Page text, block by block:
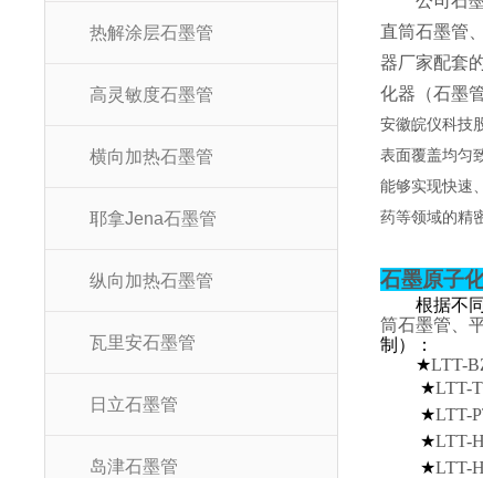
热解涂层石墨管
高灵敏度石墨管
横向加热石墨管
耶拿Jena石墨管
纵向加热石墨管
瓦里安石墨管
日立石墨管
岛津石墨管
直筒石墨管
器厂家配套
化器（石墨
安徽皖仪科技
表面覆盖均匀
能够实现快速
药等领域的精
石墨原子
根据不
筒石墨管、
制）：
★LTT-
★LTT-
★LTT-
★LTT-
★LTT-